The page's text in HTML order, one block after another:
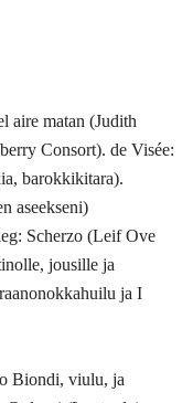
aire matan (Judith
Consort). de Visée:
barokkikitara).
aseekseni)
Scherzo (Leif Ove
jousille ja
ja I
Biondi, viulu, ja